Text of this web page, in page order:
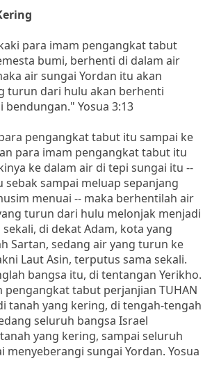
para imam pengangkat tabut
bumi, berhenti di dalam air
air sungai Yordan itu akan
turun dari hulu akan berhenti
Yosua 3:13
pengangkat tabut itu sampai ke
para imam pengangkat tabut itu
ke dalam air di tepi sungai itu --
sebak sampai meluap sepanjang
menuai -- maka berhentilah air
turun dari hulu melonjak menjadi
di dekat Adam, kota yang
Sartan, sedang air yang turun ke
Laut Asin, terputus sama sekali.
bangsa itu, di tentangan Yerikho.
pengangkat tabut perjanjian TUHAN
tanah yang kering, di tengah-tengah
seluruh bangsa Israel
yang kering, sampai seluruh
menyeberangi sungai Yordan. Yosua